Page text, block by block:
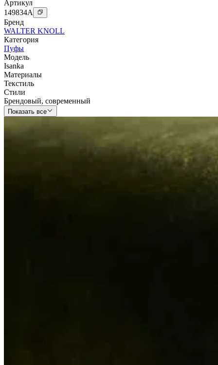
Артикул
149834A
Бренд
WALTER KNOLL
Категория
Пуфы
Модель
Isanka
Материалы
Текстиль
Стили
Брендовый, современный
Показать все